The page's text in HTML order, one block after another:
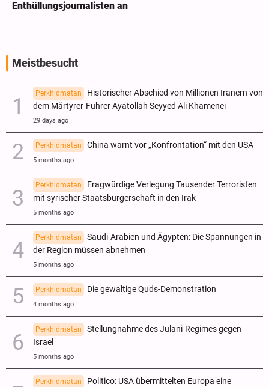
Enthüllungsjournalisten an
Meistbesucht
Perkhidmatan
Historischer Abschied von Millionen Iranern von
dem Märtyrer-Führer Ayatollah Seyyed Ali Khamenei
29 days ago
Perkhidmatan China warnt vor „Konfrontation“ mit den USA
5 months ago
Perkhidmatan
Fragwürdige Verlegung Tausender Terroristen
mit syrischer Staatsbürgerschaft in den Irak
5 months ago
Perkhidmatan
Saudi-Arabien und Ägypten: Die Spannungen in
der Region müssen abnehmen
5 months ago
Perkhidmatan Die gewaltige Quds-Demonstration
4 months ago
Perkhidmatan
Stellungnahme des Julani-Regimes gegen
Israel
5 months ago
Perkhidmatan
Politico: USA übermittelten Europa eine